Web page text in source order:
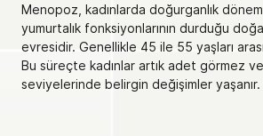
Menopoz, kadınlarda doğurganlık
yumurtalık fonksiyonlarının durduğu
evresidir. Genellikle 45 ile 55 yaşları
Bu süreçte kadınlar artık adet görmez
seviyelerinde belirgin değişimler yaşanır.